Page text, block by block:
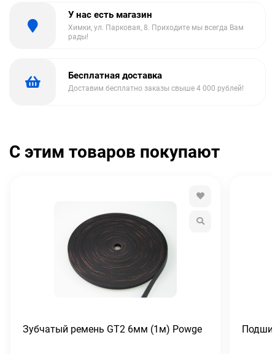
У нас есть магазин
Химки, ул. Парковая, 8. Приходите мы всегда Вам
рады!
Бесплатная доставка
Доставим бесплатно заказы свыше 4 000 рублей!
С этим товаров покупают
Зубчатый ремень GT2 6мм (1м) Powge